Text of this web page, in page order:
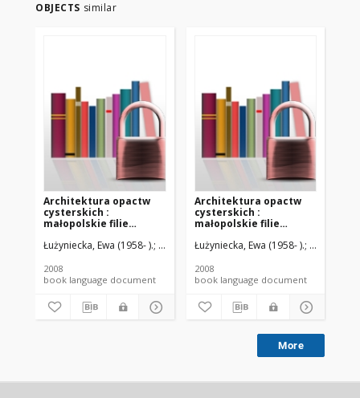
OBJECTS similar
Architektura opactw
cysterskich :
małopolskie filie
(Koprzywnica)
Łużyniecka, Ewa (1958- ). Świechowski, Zygmunt. Kunkel, Robert.
2008
book language document
Architektura opactw
cysterskich :
małopolskie filie
Łużyniecka, Ewa (1958- ).
2008
book language document
More